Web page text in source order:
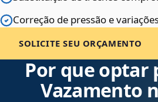
Correção de pressão e
SOLICITE SEU ORÇAMENTO
Por que optar
Vazamento